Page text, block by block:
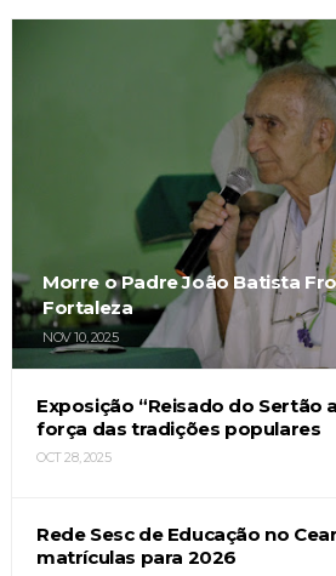
Morre o Padre João Batista
Fortaleza
NOV 10, 2025
Exposição “Reisado do Sertão
força das tradições populares
OCT 28, 2025
Rede Sesc de Educação no
matrículas para 2026